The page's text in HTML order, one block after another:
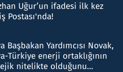
Uğur’un ifadesi ilk kez
Postası'nda!
Başbakan Yardımcısı Novak,
Türkiye enerji ortaklığının
nitelikte olduğunu